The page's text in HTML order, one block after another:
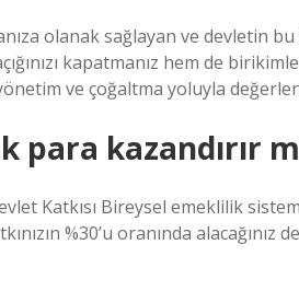
olanak sağlayan ve devletin
kapatmanız hem de
ve çoğaltma yoluyla
para kazandırır
Katkısı Bireysel emeklilik
%30’u oranında alacağınız